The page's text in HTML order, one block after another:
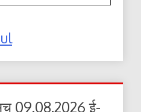
09.08.2026 ई-